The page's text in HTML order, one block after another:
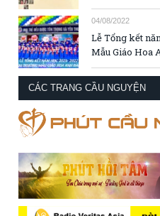
04/08/2022
Lễ Tổng kết
Mẫu Giáo Hoa
CÁC TRANG CẦU NGUYỆN